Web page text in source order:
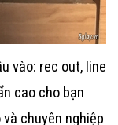
vào: rec out, line
cao cho bạn
chuyên nghiệp